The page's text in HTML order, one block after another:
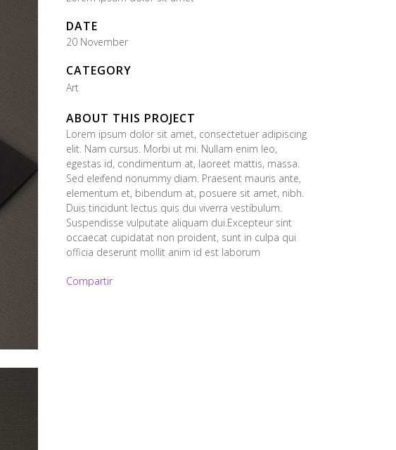
DATE
20 November
CATEGORY
Art
ABOUT THIS PROJECT
Lorem ipsum dolor sit amet, consectetuer adipiscing
elit. Nam cursus. Morbi ut mi. Nullam enim leo,
egestas id, condimentum at, laoreet mattis, massa.
Sed eleifend nonummy diam. Praesent mauris ante,
elementum et, bibendum at, posuere sit amet, nibh.
Duis tincidunt lectus quis dui viverra vestibulum.
Suspendisse vulputate aliquam dui.Excepteur sint
occaecat cupidatat non proident, sunt in culpa qui
officia deserunt mollit anim id est laborum
Compartir